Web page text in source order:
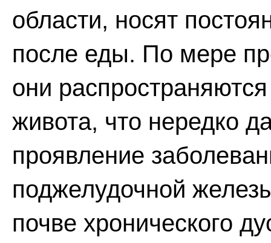
области, носят
после еды. По мере
они
живота, что нередко
проявление
поджелудочной
почве хронического